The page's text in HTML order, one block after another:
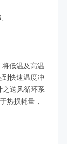
低温及高温
快速温度冲
之送风循环系
热损耗量，